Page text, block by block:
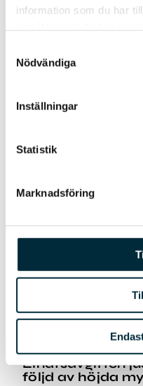
information som du har
Nödvändiga
Inställningar
Statistik
Marknadsföring
Läs mer
Elnätsavgiften
följd av höjda